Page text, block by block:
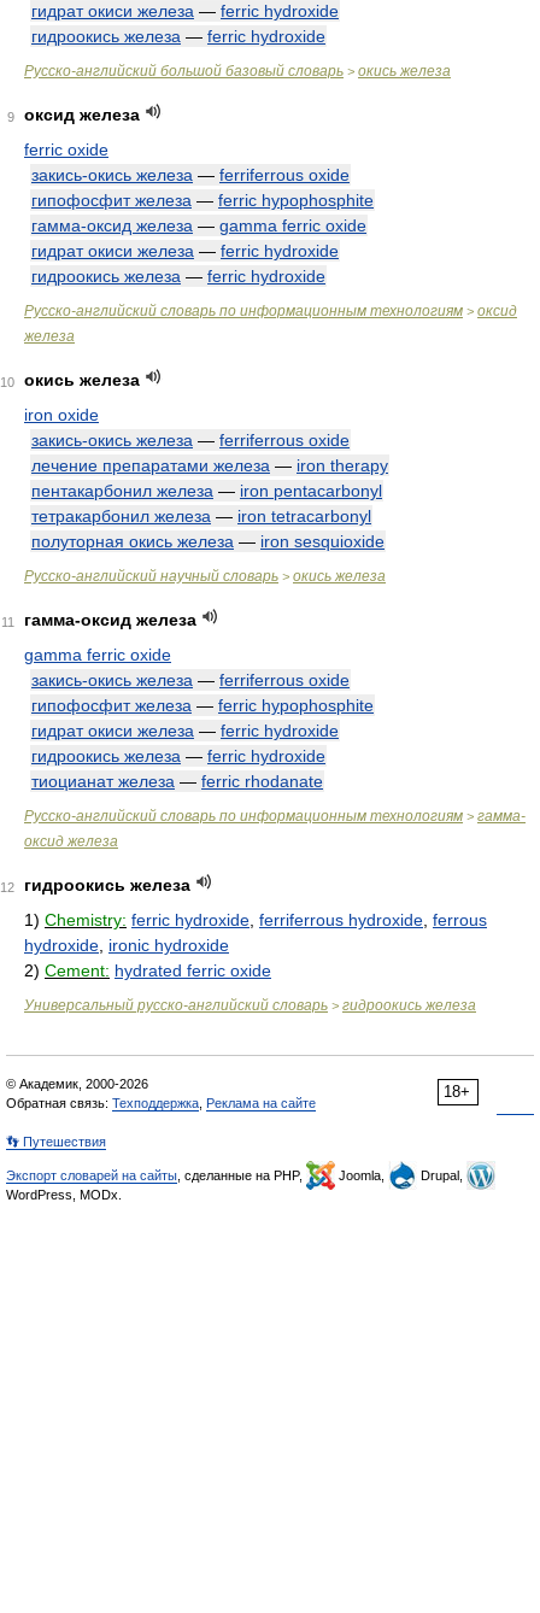
гидрат окиси железа — ferric hydroxide
гидроокись железа — ferric hydroxide
Русско-английский большой базовый словарь > окись железа
9
оксид железа
ferric oxide
закись-окись железа — ferriferrous oxide
гипофосфит железа — ferric hypophosphite
гамма-оксид железа — gamma ferric oxide
гидрат окиси железа — ferric hydroxide
гидроокись железа — ferric hydroxide
Русско-английский словарь по информационным технологиям > оксид
железа
10
окись железа
iron oxide
закись-окись железа — ferriferrous oxide
лечение препаратами железа — iron therapy
пентакарбонил железа — iron pentacarbonyl
тетракарбонил железа — iron tetracarbonyl
полуторная окись железа — iron sesquioxide
Русско-английский научный словарь > окись железа
11
гамма-оксид железа
gamma ferric oxide
закись-окись железа — ferriferrous oxide
гипофосфит железа — ferric hypophosphite
гидрат окиси железа — ferric hydroxide
гидроокись железа — ferric hydroxide
тиоцианат железа — ferric rhodanate
Русско-английский словарь по информационным технологиям > гамма-
оксид железа
12
гидроокись железа
1) Chemistry: ferric hydroxide ferriferrous hydroxide ferrous
hydroxide ironic hydroxide
2) Cement: hydrated ferric oxide
Универсальный русско-английский словарь > гидроокись железа
18+
© Академик, 2000-2026
Обратная связь: Техподдержка Реклама на сайте
👣 Путешествия
Экспорт словарей на сайты , сделанные на PHP, Joomla,
Drupal,
WordPress, MODx.